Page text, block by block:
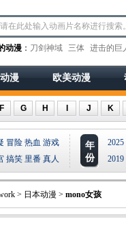
动漫 ： 刀剑神域 三体 进击的巨
漫 欧美动漫
F G H J K
冒险 热血 游戏
搞笑 里番 真人
年
份
2025
2019
> 日本动漫 > mono女孩